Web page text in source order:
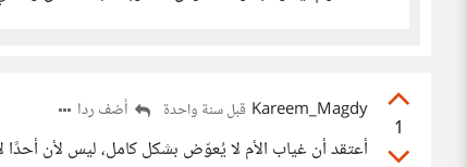
1
Kareem_Magdy قبل سنة واحدة أضف ردا
أعتقد أن غياب الأم لا يُعوّض بشكل كامل، ليس لأن